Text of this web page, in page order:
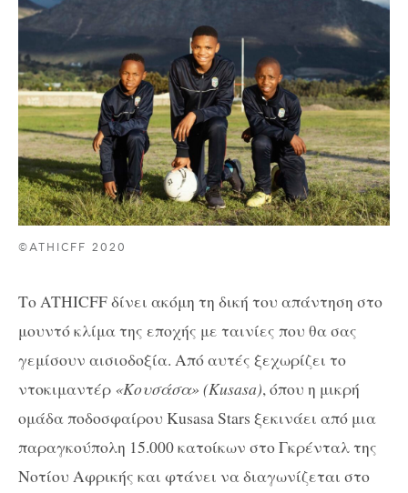
©ATHICFF 2020
Το ATHICFF δίνει ακόμη τη δική του απάντηση στο
μουντό κλίμα της εποχής με ταινίες που θα σας
γεμίσουν αισιοδοξία. Από αυτές ξεχωρίζει το
ντοκιμαντέρ «Koυσάσα» (Kusasa), όπου η μικρή
ομάδα ποδοσφαίρου Kusasa Stars ξεκινάει από μια
παραγκούπολη 15.000 κατοίκων στο Γκρένταλ της
Νοτίου Αφρικής και φτάνει να διαγωνίζεται στο